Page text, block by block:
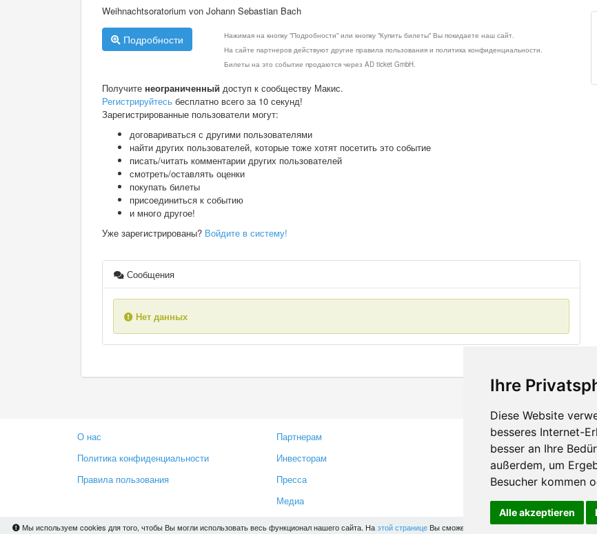
Ihre
Diese Website
besseres Internet-
besser an Ihre
außerdem, um
Besucher kommen
Alle akzeptieren
Мы используем cookies для того, чтобы Вы могли использовать весь функционал нашего сайта. Наэтой странице Вы сможете узнать подробности и, при
Weihnachtsoratorium von Johann Sebastian Bach
Подробности
Нажимая на кнопку "Подробности" или кнопку "Купить билеты" Вы покидаете наш сайт.
На сайте партнеров действуют другие правила пользования и политика конфиденциальности.
Билеты на это событие продаются через AD ticket GmbH.
Получите неограниченный доступ к сообществу Макис.
Регистрируйтесь бесплатно всего за 10 секунд!
Зарегистрированные пользователи могут:
договариваться с другими пользователями
найти других пользователей, которые тоже хотят посетить это событие
писать/читать комментарии других пользователей
смотреть/оставлять оценки
покупать билеты
присоединиться к событию
и много другое!
Уже зарегистрированы? Войдите в систему!
Сообщения
Нет данных
О нас
Политика конфиденциальности
Правила пользования
Партнерам
Инвесторам
Пресса
Медиа
Контакты
Оставить отзыв
Сообщить об ошибке